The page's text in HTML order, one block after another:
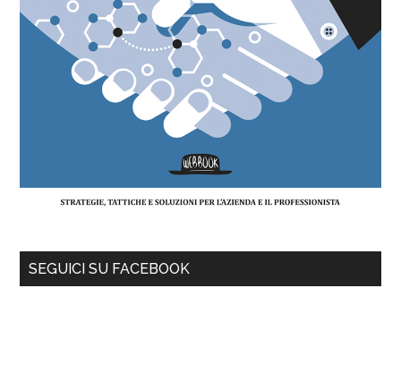
SEGUICI SU FACEBOOK